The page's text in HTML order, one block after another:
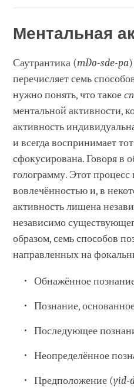
Ментальная
Саутрантика (mDo-sde-pa
перечисляет семь
нужно понять, что такое
ментальной активности,
активность
и всегда воспринимает
сфокусирована. Говоря в
голограмму. Этот
вовлечённостью и, в
активность лишена
независимо
образом, семь способов
направленных на
Обнажённое
Познание,
Последующее
Неопределённое
Предположение (yid-